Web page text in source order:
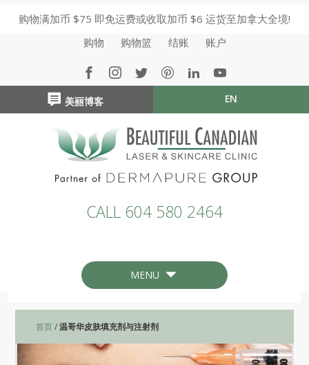
购物满加币 $75 即免运费或收取加币 $6 运货至加拿大全境!
购物
购物篮 结账 账户
美丽博客 EN
CALL 604 580 2464
MENU
首页/温哥华皮肤填充剂与注射剂